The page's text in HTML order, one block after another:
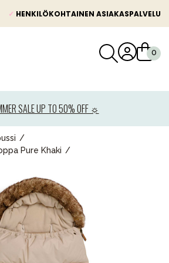
✓ HENKILÖKOHTAINEN ASIAKASPALVELU
SALE UP TO 50% OFF ☼
Pure Khaki
turvaistuimet
Lapsi & vauva
Lelut ja pelit
Äiti & Isä
& vuodevaatteet